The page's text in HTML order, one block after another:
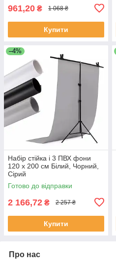
961,20 ₴ 1 068 ₴
Купити
–4%
Набір стійка і 3 ПВХ фони
120 x 200 см Білий, Чорний,
Сірий
Готово до відправки
2 166,72 ₴ 2 257 ₴
Купити
Про нас